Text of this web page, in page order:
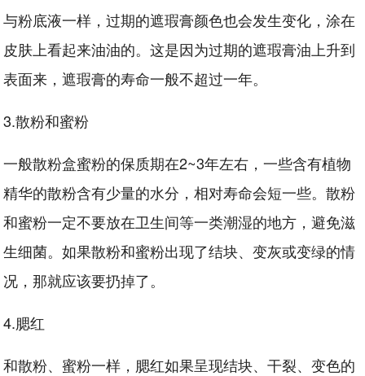
与粉底液一样，过期的遮瑕膏颜色也会发生变化，涂在
皮肤上看起来油油的。这是因为过期的遮瑕膏油上升到
表面来，遮瑕膏的寿命一般不超过一年。
3.散粉和蜜粉
一般散粉盒蜜粉的保质期在2~3年左右，一些含有植物
精华的散粉含有少量的水分，相对寿命会短一些。散粉
和蜜粉一定不要放在卫生间等一类潮湿的地方，避免滋
生细菌。如果散粉和蜜粉出现了结块、变灰或变绿的情
况，那就应该要扔掉了。
4.腮红
和散粉、蜜粉一样，腮红如果呈现结块、干裂、变色的